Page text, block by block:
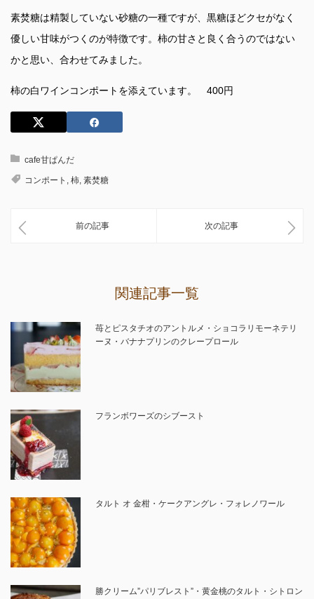
素焚糖は精製していない砂糖の一種ですが、黒糖ほどクセがなく
優しい甘味がつくのが特徴です。柿の甘さと良く合うのではない
かと思い、合わせてみました。
柿の白ワインコンポートを添えています。 400円
cafe甘ぱんだ
コンポート , 柿, 素焚糖
前の記事 次の記事
関連記事一覧
苺とピスタチオのアントルメ・ショコラリモーネテリ
ーヌ・バナナプリンのクレープロール
フランボワーズのシブースト
タルト オ 金柑・ケークアングレ・フォレノワール
勝クリーム”パリブレスト”・黄金桃のタルト・シトロン